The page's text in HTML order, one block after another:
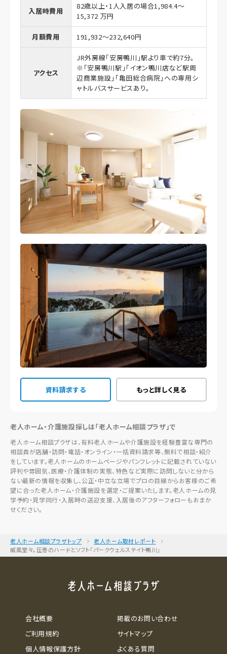
入居時費用
82歳以上・1人入居の場合1,984.4～
15,372 万円
月額費用 191,932～232,640円
アクセス
JR外房線「安房鴨川」駅より車で約7分。
※「安房鴨川駅」「イオン鴨川店など駅周
辺商業施設」「亀田総合病院」への専用シ
ャトルバスサービスあり。
資料請求する もっと詳しく見る
老人ホーム・介護施設探しは「老人ホーム相談プラザ」で
老人ホーム相談プラザは、有料老人ホームや介護施設を経験豊富な専門の
相談員が店舗・訪問・電話・オンライン・一括資料請求等、無料で相談・紹介
をしています。老人ホームのホームページやパンフレットに記載されていない
評判や雰囲気、医療・介護体制の実態、特色など実際に訪問しないと分から
ない最新の情報を収集し、公正・中立な立場でプロの目線からお客様のご希
望に合った老人ホーム・介護施設を選定・ご提案いたします。老人ホームの見
学予約・見学同行・入居時の送迎支援、入居後のアフターフォローもおまか
せください。
老人ホーム相談プラザトップ
老人ホーム取材レポート
威風堂々。圧巻のハードとソフト「パークウェルステイト鴨川」
会社概要
ご利用規約
個人情報保護方針
掲載のお問い合わせ
サイトマップ
よくある質問